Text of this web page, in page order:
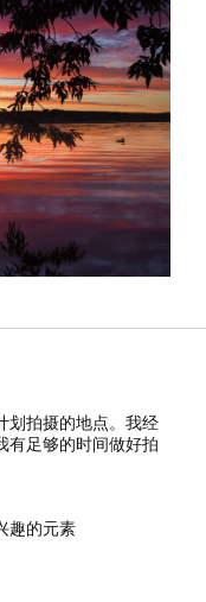
划拍摄的地点。我经
有足够的时间做好拍
趣的元素